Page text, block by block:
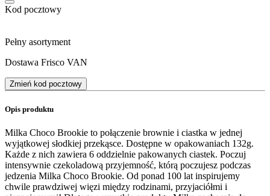
Kod pocztowy
Pełny asortyment
Dostawa Frisco VAN
Zmień kod pocztowy
Opis produktu
Milka Choco Brookie to połączenie brownie i ciastka w jednej
wyjątkowej słodkiej przekąsce. Dostępne w opakowaniach 132g.
Każde z nich zawiera 6 oddzielnie pakowanych ciastek. Poczuj
intensywnie czekoladową przyjemność, którą poczujesz podczas
jedzenia Milka Choco Brookie. Od ponad 100 lat inspirujemy
chwile prawdziwej więzi między rodzinami, przyjaciółmi i